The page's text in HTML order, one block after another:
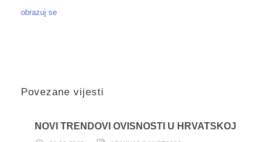
obrazuj se
Povezane vijesti
NOVI TRENDOVI OVISNOSTI U HRVATSKOJ